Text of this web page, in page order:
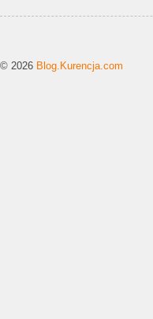
© 2026 Blog.Kurencja.com